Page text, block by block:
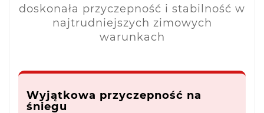
doskonała przyczepność i stabilność w
najtrudniejszych zimowych
warunkach
Wyjątkowa przyczepność na
śniegu